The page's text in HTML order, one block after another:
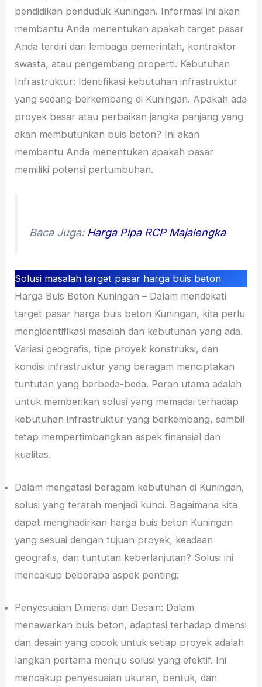
pendidikan penduduk Kuningan. Informasi ini akan
membantu Anda menentukan apakah target pasar
Anda terdiri dari lembaga pemerintah, kontraktor
swasta, atau pengembang properti. Kebutuhan
Infrastruktur: Identifikasi kebutuhan infrastruktur
yang sedang berkembang di Kuningan. Apakah ada
proyek besar atau perbaikan jangka panjang yang
akan membutuhkan buis beton? Ini akan
membantu Anda menentukan apakah pasar
memiliki potensi pertumbuhan.
Baca Juga: Harga Pipa RCP Majalengka
Solusi masalah target pasar harga buis beton
Harga Buis Beton Kuningan – Dalam mendekati
target pasar harga buis beton Kuningan, kita perlu
mengidentifikasi masalah dan kebutuhan yang ada.
Variasi geografis, tipe proyek konstruksi, dan
kondisi infrastruktur yang beragam menciptakan
tuntutan yang berbeda-beda. Peran utama adalah
untuk memberikan solusi yang memadai terhadap
kebutuhan infrastruktur yang berkembang, sambil
tetap mempertimbangkan aspek finansial dan
kualitas.
Dalam mengatasi beragam kebutuhan di Kuningan,
solusi yang terarah menjadi kunci. Bagaimana kita
dapat menghadirkan harga buis beton Kuningan
yang sesuai dengan tujuan proyek, keadaan
geografis, dan tuntutan keberlanjutan? Solusi ini
mencakup beberapa aspek penting:
Penyesuaian Dimensi dan Desain: Dalam
menawarkan buis beton, adaptasi terhadap dimensi
dan desain yang cocok untuk setiap proyek adalah
langkah pertama menuju solusi yang efektif. Ini
mencakup penyesuaian ukuran, bentuk, dan